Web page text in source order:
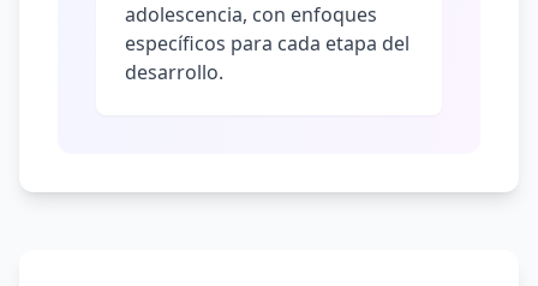
adolescencia, con enfoques
específicos para cada etapa del
desarrollo.